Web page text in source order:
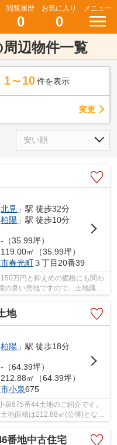
閲覧履歴
0
お気に入り
0
メニュー
辺物件一覧
1～10 件を表示
変更
北見 」駅 徒歩32分
柏陽 」駅 徒歩10分
35.99坪）
㎡（35.99坪）
春光町３丁目20番39
万円と抑えめの価格にも関わ
の良い売地ですので、土地購入
地
柏陽 」駅 徒歩18分
64.39坪）
㎡（64.39坪）
小泉675
675番44土地のご紹介です。
地面積は212.88㎡(公簿)となっ
番地中古住宅